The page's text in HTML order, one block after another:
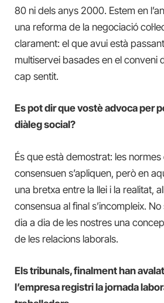
80 ni dels anys 2000. Estem en
una reforma de la negociació
clarament: el que avui està
multiservei basades en el conveni
cap sentit.
Es pot dir que vostè advoca per
diàleg social?
És que està demostrat: les
consensuen s’apliquen, però en
una bretxa entre la llei i la realitat,
consensua al final s’incompleix.
dia a dia de les nostres una
de les relacions laborals.
Els tribunals, finalment han
l’empresa registri la jornada